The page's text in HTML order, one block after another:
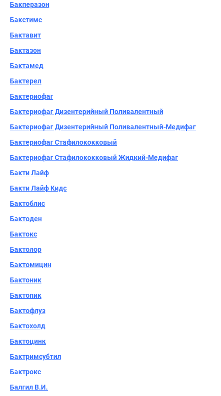
Бакперазон
Бакстимс
Бактавит
Бактазон
Бактамед
Бактерел
Бактериофаг
Бактериофаг Дизентерийный Поливалентный
Бактериофаг Дизентерийный Поливалентный-Медифаг
Бактериофаг Стафилококковый
Бактериофаг Стафилококковый Жидкий-Медифаг
Бакти Лайф
Бакти Лайф Кидс
Бактоблис
Бактоден
Бактокс
Бактолор
Бактомицин
Бактоник
Бактопик
Бактофлуз
Бактохолд
Бактоцинк
Бактримсубтил
Бактрокс
Балгил В.И.